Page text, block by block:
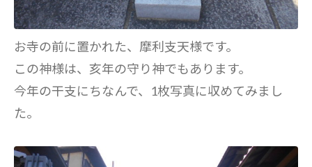
お寺の前に置かれた、摩利支天様です。
この神様は、亥年の守り神でもあります。
今年の干支にちなんで、1枚写真に収めてみまし
た。